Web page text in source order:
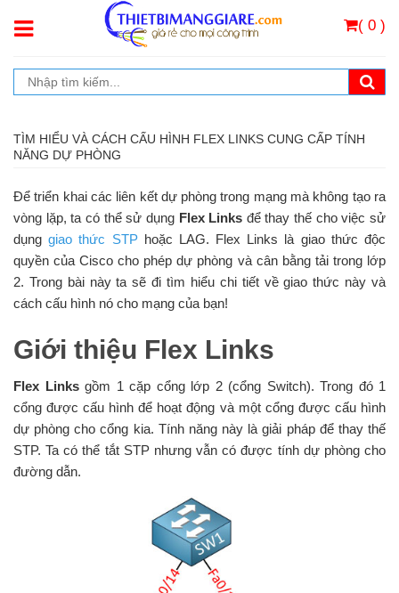
( 0 )
TÌM HIỂU VÀ CÁCH CẤU HÌNH FLEX LINKS CUNG CẤP TÍNH
NĂNG DỰ PHÒNG
Để triển khai các liên kết dự phòng trong mạng mà không tạo ra
vòng lặp, ta có thể sử dụng Flex Links để thay thế cho việc sử
dụnggiao thức STPhoặc LAG. Flex Links là giao thức độc
quyền của Cisco cho phép dự phòng và cân bằng tải trong lớp
2. Trong bài này ta sẽ đi tìm hiểu chi tiết về giao thức này và
cách cấu hình nó cho mạng của bạn!
Giới thiệu Flex Links
Flex Linksgồm 1 cặp cổng lớp 2 (cổng Switch). Trong đó 1
cổng được cấu hình để hoạt động và một cổng được cấu hình
dự phòng cho cổng kia. Tính năng này là giải pháp để thay thế
STP. Ta có thể tắt STP nhưng vẫn có được tính dự phòng cho
đường dẫn.